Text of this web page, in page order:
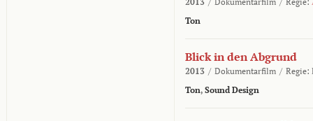
Ton
Blick in den Abgrund
2013 / Dokumentarfilm / Regie:
Ton, Sound Design